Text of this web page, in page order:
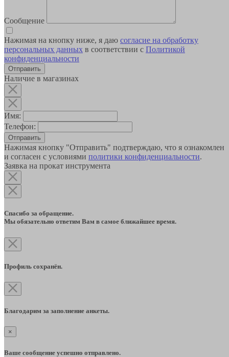
Сообщение
Нажимая на кнопку ниже, я даю согласие на обработку
персональных данных в соответствии с Политикой
конфиденциальности
Наличие в магазинах
Имя:
Телефон:
Отправить
Нажимая кнопку "Отправить" подтверждаю, что я ознакомлен
и согласен с условиями политики конфиденциальности.
Заявка на прокат инструмента
Спасибо за обращение.
Мы обязательно ответим Вам в самое ближайшее время.
Профиль сохранён.
Благодарим за заполнение анкеты.
×
Ваше сообщение успешно отправлено.